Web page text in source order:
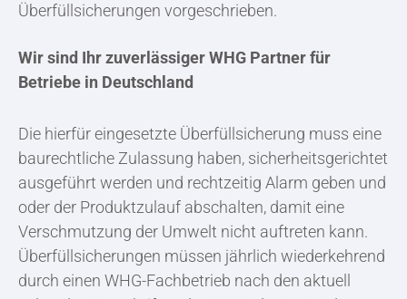
Überfüllsicherungen vorgeschrieben.
Wir sind Ihr zuverlässiger WHG Partner für
Betriebe in Deutschland
Die hierfür eingesetzte Überfüllsicherung muss eine
baurechtliche Zulassung haben, sicherheitsgerichtet
ausgeführt werden und rechtzeitig Alarm geben und
oder der Produktzulauf abschalten, damit eine
Verschmutzung der Umwelt nicht auftreten kann.
Überfüllsicherungen müssen jährlich wiederkehrend
durch einen WHG-Fachbetrieb nach den aktuell